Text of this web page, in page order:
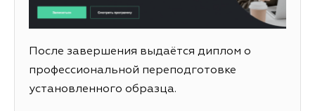
После завершения выдаётся диплом о
профессиональной переподготовке
установленного образца.